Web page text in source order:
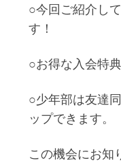
○今回ご紹介し
す！
○お得な入会特
○少年部は友達
ップできます。
この機会にお知